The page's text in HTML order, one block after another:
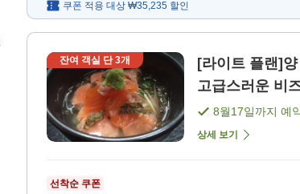
쿠폰 적용 대상 ₩35,235 할인
잔여 객실 단3개
[라이트 플랜]
고급스러운 비
8월17일까지 예
상세 보기
선착순 쿠폰